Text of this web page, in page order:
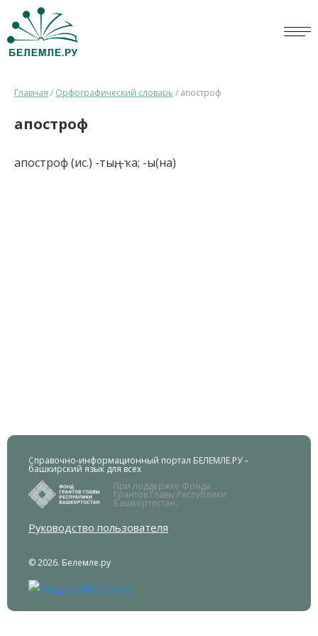
ОПРОС
СПРАВКА
Главная / Орфографический словарь / апостроф
апостроф
апостроф (ис.) -тың, -ҡа; -ы(на)
Справочно-информационный портал БЕЛЕМЛЕ.РУ –
башкирский язык для всех
При поддержке Фонда
Грантов Главы Республики
Башкортостан.
Руководство пользователя
© 2026. Белемле.ру